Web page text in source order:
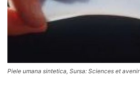
Piele umana sintetica, Sursa: Sciences et avenir